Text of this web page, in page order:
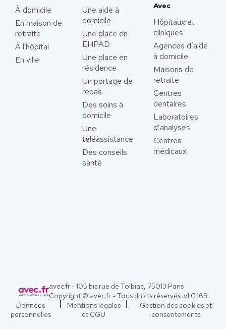
À domicile
En maison de
retraite
À l'hôpital
En ville
Une aide à
domicile
Une place en
EHPAD
Une place en
résidence
Un portage de
repas
Des soins à
domicile
Une
téléassistance
Des conseils
santé
Avec
Hôpitaux et
cliniques
Agences d’aide
à domicile
Maisons de
retraite
Centres
dentaires
Laboratoires
d’analyses
Centres
médicaux
avec.fr - 105 bis rue de Tolbiac, 75013 Paris
Copyright © avec.fr - Tous droits réservés. v1.0.169
Données
personnelles
Mentions légales
et CGU
Gestion des cookies et
consentements